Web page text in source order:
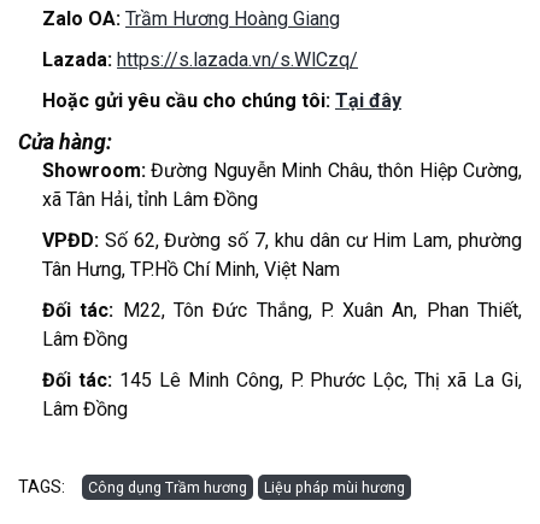
Zalo OA: Trầm Hương Hoàng Giang
Lazada: https://s.lazada.vn/s.WlCzq/
Hoặc gửi yêu cầu cho chúng tôi: Tại đây
Cửa hàng:
Showroom:Đường Nguyễn Minh Châu, thôn Hiệp Cường,
xã Tân Hải, tỉnh Lâm Đồng
VPĐD: Số 62, Đường số 7, khu dân cư Him Lam, phường
Tân Hưng, TP.Hồ Chí Minh, Việt Nam
Đối tác: M22, Tôn Đức Thắng, P. Xuân An, Phan Thiết,
Lâm Đồng
Đối tác: 145 Lê Minh Công, P. Phước Lộc, Thị xã La Gi,
Lâm Đồng
TAGS: Công dụng Trầm hương Liệu pháp mùi hương